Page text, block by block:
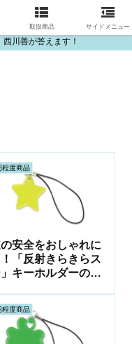
の卸販売は西川善
川善が答えます！
程度商品
安全をおしゃれに
「反射きらきらス
キーホルダーのご
程度商品
取扱商品 サイドメニュー